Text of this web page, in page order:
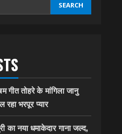
SEARCH
गीत तोहरे के मांगिला जानु
रहा भरपूर प्यार
का नया धमाकेदार गाना जल्द,